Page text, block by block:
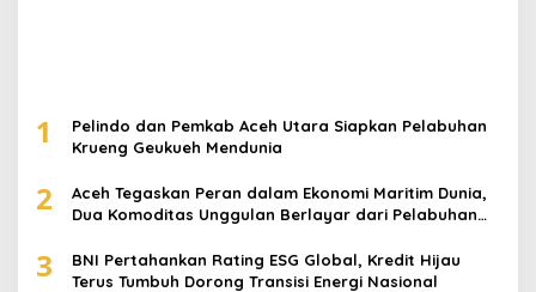
1
Pelindo dan Pemkab Aceh Utara Siapkan Pelabuhan
Krueng Geukueh Mendunia
2
Aceh Tegaskan Peran dalam Ekonomi Maritim Dunia,
Dua Komoditas Unggulan Berlayar dari Pelabuhan
3
BNI Pertahankan Rating ESG Global, Kredit Hijau
Terus Tumbuh Dorong Transisi Energi Nasional